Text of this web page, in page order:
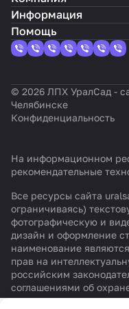
Информация
Помощь
© 2026 ЛПХ УралСад -
Челябинске
Конфиденциальность
На информационном
рекомендательные
Все ресурсы сайта
ограничиваясь)
фотографическую и
дизайн и оформление
наименование
прав на
российским
соглашениями об